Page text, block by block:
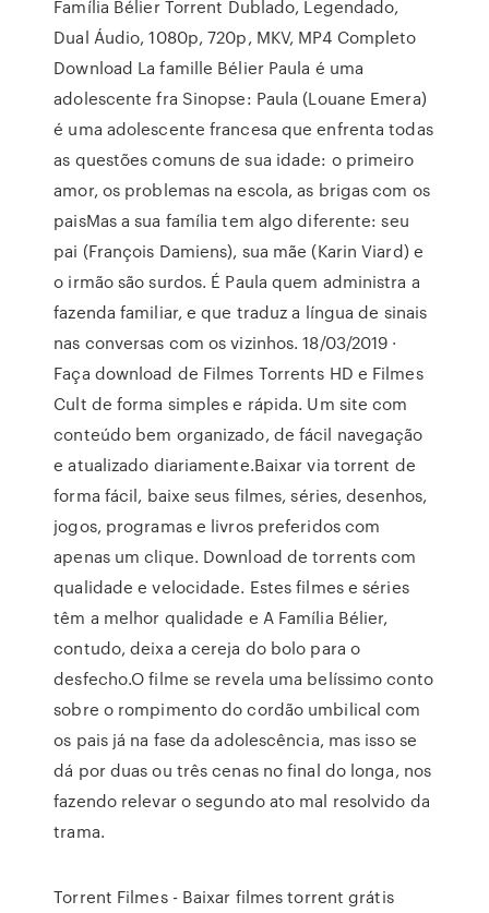
Família Bélier Torrent Dublado, Legendado,
Dual Áudio, 1080p, 720p, MKV, MP4 Completo
Download La famille Bélier Paula é uma
adolescente fra Sinopse: Paula (Louane Emera)
é uma adolescente francesa que enfrenta todas
as questões comuns de sua idade: o primeiro
amor, os problemas na escola, as brigas com os
paisMas a sua família tem algo diferente: seu
pai (François Damiens), sua mãe (Karin Viard) e
o irmão são surdos. É Paula quem administra a
fazenda familiar, e que traduz a língua de sinais
nas conversas com os vizinhos. 18/03/2019 ·
Faça download de Filmes Torrents HD e Filmes
Cult de forma simples e rápida. Um site com
conteúdo bem organizado, de fácil navegação
e atualizado diariamente.Baixar via torrent de
forma fácil, baixe seus filmes, séries, desenhos,
jogos, programas e livros preferidos com
apenas um clique. Download de torrents com
qualidade e velocidade. Estes filmes e séries
têm a melhor qualidade e A Família Bélier,
contudo, deixa a cereja do bolo para o
desfecho.O filme se revela uma belíssimo conto
sobre o rompimento do cordão umbilical com
os pais já na fase da adolescência, mas isso se
dá por duas ou três cenas no final do longa, nos
fazendo relevar o segundo ato mal resolvido da
trama.
Torrent Filmes - Baixar filmes torrent grátis